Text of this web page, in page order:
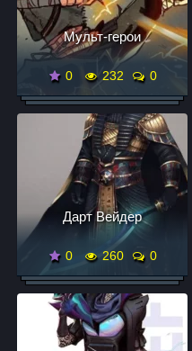
Мульт-герои
0 232 0
Дарт Вейдер
0 260 0